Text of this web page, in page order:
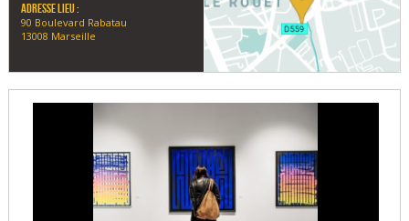
Adresse lieu :
90 Boulevard Rabatau
13008 Marseille